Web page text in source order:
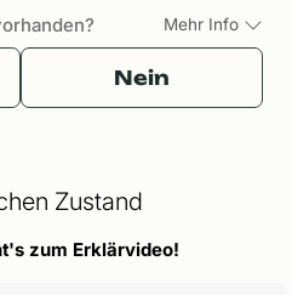
Mehr Info
Nein
Zustand
zum Erklärvideo!